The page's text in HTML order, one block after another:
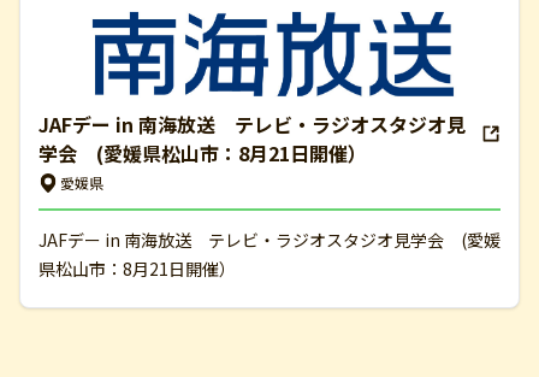
JAFデー in 南海放送 テレビ・ラジオスタジオ見
学会 (愛媛県松山市：8月21日開催）
愛媛県
JAFデー in 南海放送 テレビ・ラジオスタジオ見学会 (愛媛
県松山市：8月21日開催）